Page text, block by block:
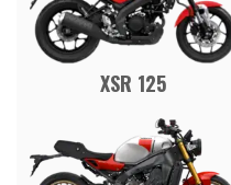
XSR 125